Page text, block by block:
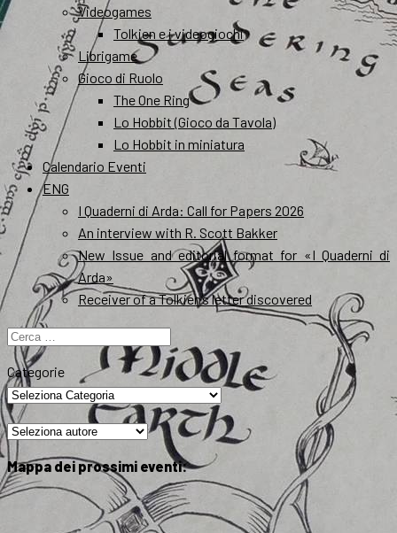
Videogames
Tolkien e i videogiochi
Librigame
Gioco di Ruolo
The One Ring
Lo Hobbit (Gioco da Tavola)
Lo Hobbit in miniatura
Calendario Eventi
ENG
I Quaderni di Arda: Call for Papers 2026
An interview with R. Scott Bakker
New Issue and editorial format for «I Quaderni di
Arda»
Receiver of a Tolkien’s letter discovered
Ricerca
per:
Categorie
Mappa dei prossimi eventi: